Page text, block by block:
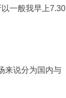
一般我早上7.30
来说分为国内与